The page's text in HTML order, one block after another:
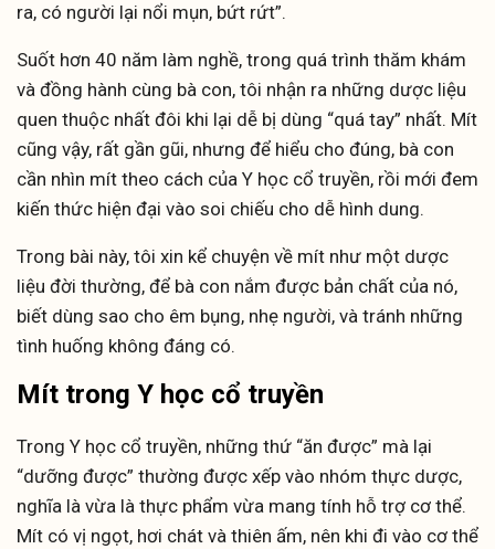
ra, có người lại nổi mụn, bứt rứt”.
Suốt hơn 40 năm làm nghề, trong quá trình thăm khám
và đồng hành cùng bà con, tôi nhận ra những dược liệu
quen thuộc nhất đôi khi lại dễ bị dùng “quá tay” nhất. Mít
cũng vậy, rất gần gũi, nhưng để hiểu cho đúng, bà con
cần nhìn mít theo cách của Y học cổ truyền, rồi mới đem
kiến thức hiện đại vào soi chiếu cho dễ hình dung.
Trong bài này, tôi xin kể chuyện về mít như một dược
liệu đời thường, để bà con nắm được bản chất của nó,
biết dùng sao cho êm bụng, nhẹ người, và tránh những
tình huống không đáng có.
Mít trong Y học cổ truyền
Trong Y học cổ truyền, những thứ “ăn được” mà lại
“dưỡng được” thường được xếp vào nhóm thực dược,
nghĩa là vừa là thực phẩm vừa mang tính hỗ trợ cơ thể.
Mít có vị ngọt, hơi chát và thiên ấm, nên khi đi vào cơ thể